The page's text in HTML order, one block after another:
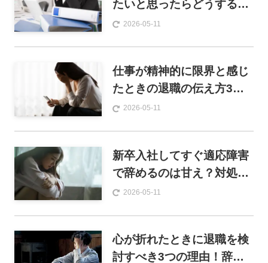
たいと思ったらどうする？
チェックポイントや上手な
2026-05-11
仕事が精神的に限界と感じ
たときの退職の伝え方3
選！退職すべき理由や円満
2026-05-11
新卒入社してすぐ適応障害
で辞めるのは甘え？対処法
や退職時のポイントを解説
2026-05-11
心が折れたときに退職を検
討すべき3つの理由！辞め